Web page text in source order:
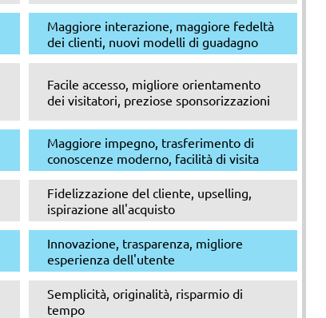
Maggiore interazione, maggiore fedeltà
dei clienti, nuovi modelli di guadagno
Facile accesso, migliore orientamento
dei visitatori, preziose sponsorizzazioni
Maggiore impegno, trasferimento di
conoscenze moderno, facilità di visita
Fidelizzazione del cliente, upselling,
ispirazione all'acquisto
Innovazione, trasparenza, migliore
esperienza dell'utente
Semplicità, originalità, risparmio di
tempo